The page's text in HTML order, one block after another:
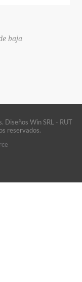
baja
Diseños Win SRL - RUT
reservados.